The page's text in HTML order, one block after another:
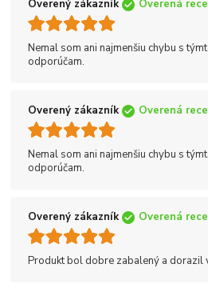
Overený zákazník Overená
Nemal som ani najmenšiu chybu s
odporúčam.
Overený zákazník Overená
Nemal som ani najmenšiu chybu s
odporúčam.
Overený zákazník Overená
Produkt bol dobre zabalený a dorazil